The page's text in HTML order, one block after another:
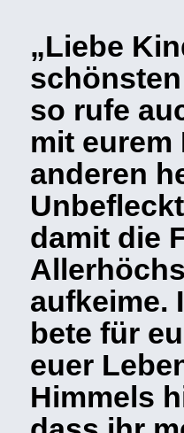
„Liebe
so rufe
mit eurem
anderen
damit die
aufkeime.
bete für
euer
Himmels